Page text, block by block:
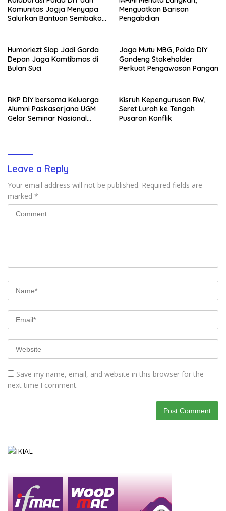
Komunitas Jogja Menyapa
Salurkan Bantuan Sembako,
Menguatkan Barisan
Pengabdian
Humoriezt Siap Jadi Garda
Depan Jaga Kamtibmas di
Bulan Suci
Jaga Mutu MBG, Polda DIY
Gandeng Stakeholder
Perkuat Pengawasan Pangan
RKP DIY bersama Keluarga
Alumni Paskasarjana UGM
Gelar Seminar Nasional
Kisruh Kepengurusan RW,
Seret Lurah ke Tengah
Pusaran Konflik
Leave a Reply
Your email address will not be published. Required fields are
marked *
Save my name, email, and website in this browser for the
next time I comment.